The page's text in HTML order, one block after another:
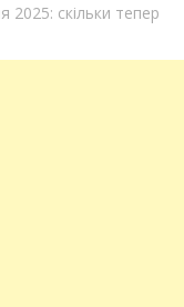
скільки тепер